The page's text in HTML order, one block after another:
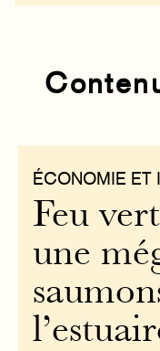
ÉCONOMIE ET
Feu
une